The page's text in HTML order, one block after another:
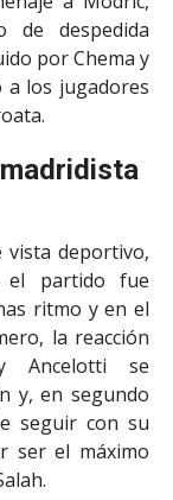
de despedida
por Chema y
los jugadores
vista deportivo,
el partido fue
ritmo y en el
la reacción
Ancelotti se
y, en segundo
seguir con su
ser el máximo